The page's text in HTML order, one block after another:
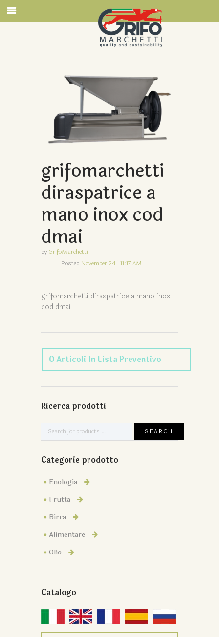
grifomarchetti
diraspatrice a
mano inox cod
dmai
by GrifoMarchetti
Posted November 24 | 11:17 AM
grifomarchetti diraspatrice a mano inox
cod dmai
0Articoli In Lista Preventivo
Ricerca prodotti
Categorie prodotto
Enologia
Frutta
Birra
Alimentare
Olio
Catalogo